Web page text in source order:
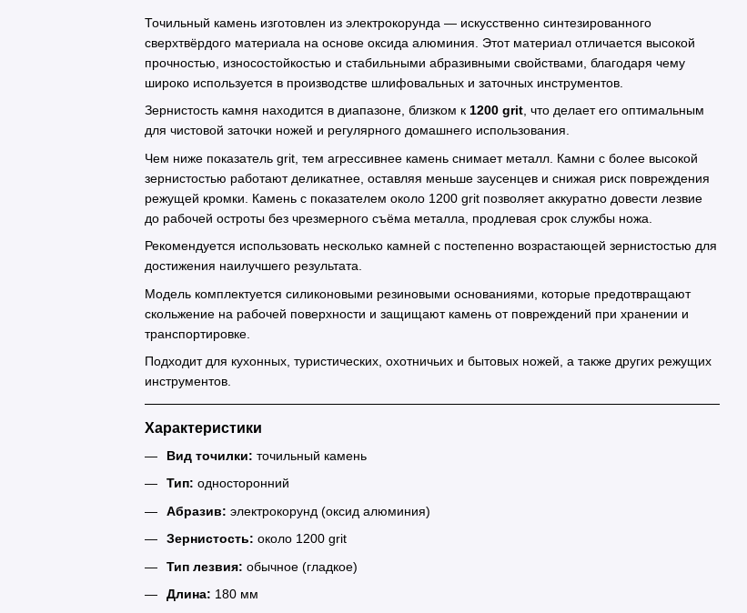
Точильный камень изготовлен из электрокорунда — искусственно синтезированного
сверхтвёрдого материала на основе оксида алюминия. Этот материал отличается высокой
прочностью, износостойкостью и стабильными абразивными свойствами, благодаря чему
широко используется в производстве шлифовальных и заточных инструментов.
Зернистость камня находится в диапазоне, близком к 1200 grit, что делает его оптимальным
для чистовой заточки ножей и регулярного домашнего использования.
Чем ниже показатель grit, тем агрессивнее камень снимает металл. Камни с более высокой
зернистостью работают деликатнее, оставляя меньше заусенцев и снижая риск повреждения
режущей кромки. Камень с показателем около 1200 grit позволяет аккуратно довести лезвие
до рабочей остроты без чрезмерного съёма металла, продлевая срок службы ножа.
Рекомендуется использовать несколько камней с постепенно возрастающей зернистостью для
достижения наилучшего результата.
Модель комплектуется силиконовыми резиновыми основаниями, которые предотвращают
скольжение на рабочей поверхности и защищают камень от повреждений при хранении и
транспортировке.
Подходит для кухонных, туристических, охотничьих и бытовых ножей, а также других режущих
инструментов.
Характеристики
Вид точилки: точильный камень
Тип: односторонний
Абразив: электрокорунд (оксид алюминия)
Зернистость: около 1200 grit
Тип лезвия: обычное (гладкое)
Длина: 180 мм